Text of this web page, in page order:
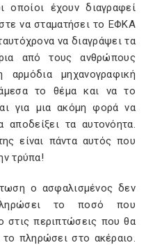
οποίοι έχουν διαγραφεί
να σταματήσει το ΕΦΚΑ
να διαγράψει τα
από τους ανθρώπους
μηχανογραφική
το θέμα και να το
για μια ακόμη φορά να
τα αυτονόητα.
είναι πάντα αυτός που
τρύπα!
ο ασφαλισμένος δεν
το ποσό που
στις περιπτώσεις που θα
πληρώσει στο ακέραιο.